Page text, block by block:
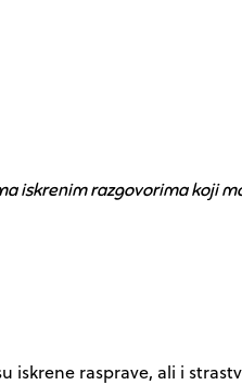
iskrenim razgovorima koji
iskrene rasprave, ali i